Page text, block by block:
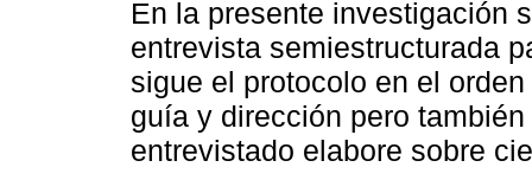
En la presente investigación
entrevista semiestructurada
sigue el protocolo en el
guía y dirección pero
entrevistado elabore sobre